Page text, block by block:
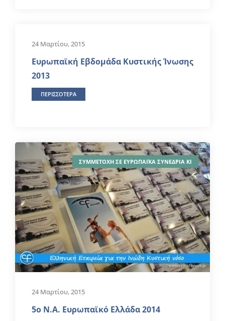
24 Μαρτίου, 2015
Ευρωπαϊκή Εβδομάδα Κυστικής Ίνωσης
2013
ΠΕΡΙΣΣΟΤΕΡΑ
ΣΥΜΜΕΤΟΧΗ ΣΕ ΕΥΡΩΠΑΪΚΑ ΣΥΝΕΔΡΙΑ ΚΙ
24 Μαρτίου, 2015
5ο Ν.Α. Ευρωπαϊκό Ελλάδα 2014